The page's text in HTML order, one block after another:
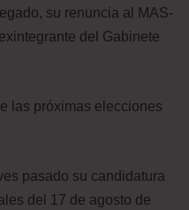
su renuncia al MAS-
del Gabinete
las próximas elecciones
pasado su candidatura
del 17 de agosto de